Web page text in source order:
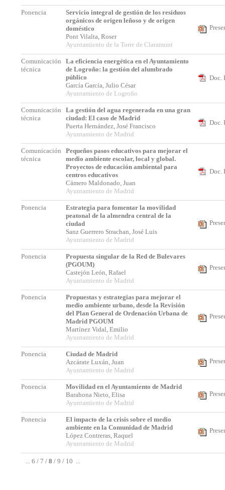
Ponencia
Servicio integral de gestión de los residuos
orgánicos de origen leñoso y de origen
doméstico
Pont Vilalta, Roser
Ayuntamiento de la Torre de Claramunt
Comunicación
técnica
La eficiencia energética en el Ayuntamiento
de Logroño: la gestión del alumbrado
público
García García, Julio César
Ayuntamiento de Logroño
Doc.
Comunicación
técnica
La gestión del agua regenerada en una gran
ciudad: El caso de Madrid
Puerta Hernández, José Francisco
Ayuntamiento de Madrid
Doc.
Comunicación
técnica
Pequeños pasos educativos para mejorar el
medio ambiente escolar, local y global.
Proyectos de educación ambiental para
centros educativos
Cámero Maldonado, Juan
Ayuntamiento de Madrid
Doc.
Ponencia
Estrategia para fomentar la movilidad
peatonal de la almendra central de la
ciudad
Sanz Guerrero Strachan, José Luis
Ayuntamiento de Madrid
Ponencia
Propuesta singular de la Red de Bulevares
(PGOUM)
Castejón León, Rafael
Ayuntamiento de Madrid
Ponencia
Propuestas y estrategias para mejorar el
medio ambiente urbano, desde la Revisión
del Plan General de Ordenación Urbana de
Madrid PGOUM
Martínez Vidal, Emilio
Ayuntamiento de Madrid
Ponencia
Ciudad de Madrid
Azcárate Luxán, Juan
Ayuntamiento de Madrid
Ponencia
Movilidad en el Ayuntamiento de Madrid
Barahona Nieto, Elisa
Ayuntamiento de Madrid
Ponencia
El impacto de la crisis sobre el medio
ambiente en la Comunidad de Madrid
López Contreras, Raquel
Ayuntamiento de Madrid
... 6 / 7 / 8 / 9 / 10 ...